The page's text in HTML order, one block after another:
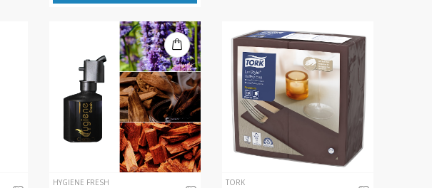
HYGIENE FRESH TORK